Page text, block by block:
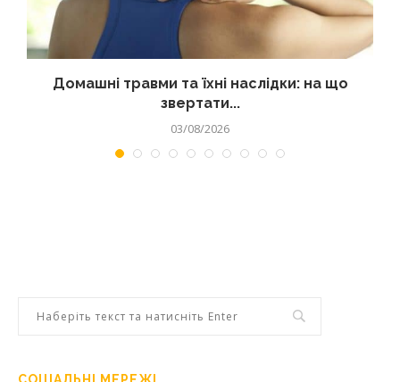
Домашні травми та їхні наслідки: на що
звертати...
03/08/2026
СОЦІАЛЬНІ МЕРЕЖІ